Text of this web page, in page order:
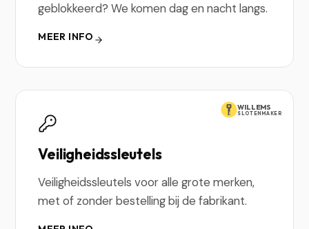
geblokkeerd? We komen dag en nacht langs.
MEER INFO
WILLEMS
SLOTENMAKER
Veiligheidssleutels
Veiligheidssleutels voor alle grote merken,
met of zonder bestelling bij de fabrikant.